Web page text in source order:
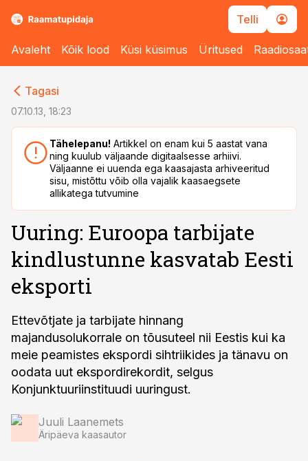
Telli
Avaleht Kõik lood Küsi küsimus Üritused
Tagasi
07.10.13, 18:23
Tähelepanu! Artikkel on enam kui 5 aastat vana
ning kuulub väljaande digitaalsesse arhiivi.
Väljaanne ei uuenda ega kaasajasta arhiveeritud
sisu, mistõttu võib olla vajalik kaasaegsete
allikatega tutvumine
Uuring: Euroopa tarbijate
kindlustunne kasvatab Eesti
eksporti
Ettevõtjate ja tarbijate hinnang
majandusolukorrale on tõusuteel nii Eestis kui ka
meie peamistes ekspordi sihtriikides ja tänavu on
oodata uut ekspordirekordit, selgus
Konjunktuuriinstituudi uuringust.
Juuli Laanemets
Äripäeva kaasautor